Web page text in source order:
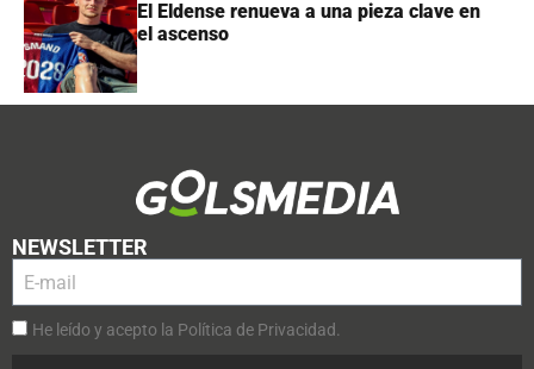
El Eldense renueva a una pieza clave en
el ascenso
NEWSLETTER
He leído y acepto la Política de Privacidad.